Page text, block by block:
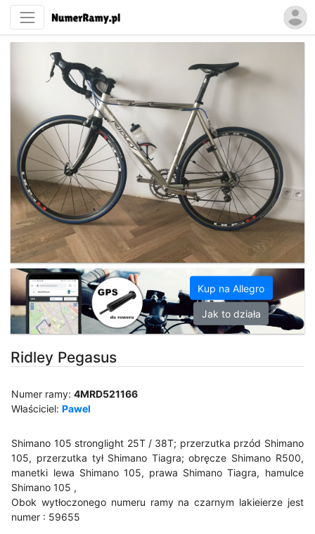
Kup na Allegro
Jak to działa
Ridley Pegasus
Numer ramy:4MRD521166
Właściciel:Pawel
Shimano 105 stronglight 25T / 38T; przerzutka przód Shimano
105, przerzutka tył Shimano Tiagra; obręcze Shimano R500,
manetki lewa Shimano 105, prawa Shimano Tiagra, hamulce
Shimano 105 ,
Obok wytłoczonego numeru ramy na czarnym lakieierze jest
numer : 59655